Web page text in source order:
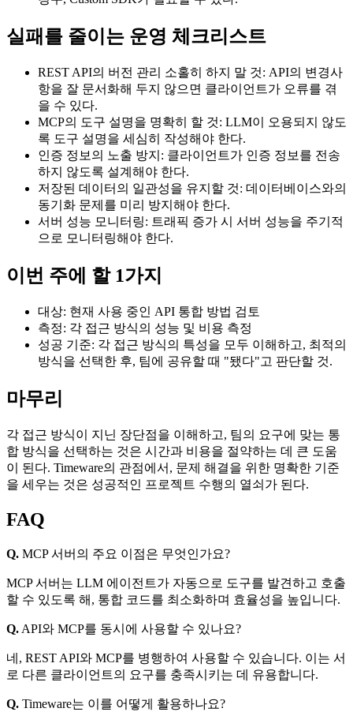
실패를 줄이는 운영 체크리스트
REST API의 버전 관리 소홀히 하지 말 것: API의 변경사
항을 잘 문서화해 두지 않으면 클라이언트가 오류를 겪
을 수 있다.
MCP의 도구 설명을 명확히 할 것: LLM이 오용되지 않도
록 도구 설명을 세심히 작성해야 한다.
인증 정보의 노출 방지: 클라이언트가 인증 정보를 전송
하지 않도록 설계해야 한다.
저장된 데이터의 일관성을 유지할 것: 데이터베이스와의
동기화 문제를 미리 방지해야 한다.
서버 성능 모니터링: 트래픽 증가 시 서버 성능을 주기적
으로 모니터링해야 한다.
이번 주에 할 1가지
대상: 현재 사용 중인 API 통합 방법 검토
측정: 각 접근 방식의 성능 및 비용 측정
성공 기준: 각 접근 방식의 특성을 모두 이해하고, 최적의
방식을 선택한 후, 팀에 공유할 때 "됐다"고 판단할 것.
마무리
각 접근 방식이 지닌 장단점을 이해하고, 팀의 요구에 맞는 통
합 방식을 선택하는 것은 시간과 비용을 절약하는 데 큰 도움
이 된다. Timeware의 관점에서, 문제 해결을 위한 명확한 기준
을 세우는 것은 성공적인 프로젝트 수행의 열쇠가 된다.
FAQ
Q. MCP 서버의 주요 이점은 무엇인가요?
MCP 서버는 LLM 에이전트가 자동으로 도구를 발견하고 호출
할 수 있도록 해, 통합 코드를 최소화하며 효율성을 높입니다.
Q. API와 MCP를 동시에 사용할 수 있나요?
네, REST API와 MCP를 병행하여 사용할 수 있습니다. 이는 서
로 다른 클라이언트의 요구를 충족시키는 데 유용합니다.
Q. Timeware는 이를 어떻게 활용하나요?